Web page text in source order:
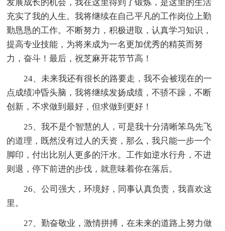
发展成长的机会，我在这里得到了锻炼，是这里的生活
充实了我的人生。我将继续在自己平凡的工作岗位上勤
勤恳恳的工作。不断努力，积极进取，认真学习知识，
提高专业技能，为将来成为一名更加优秀的精英而努
力，奋斗！最后，祝芝麻开花节节高！
24、未来我还有很长的路要走，我不会被现在的一
点成绩冲昏头脑，我将继续发扬成绩，不骄不躁，不断
创新，不求做到最好，但求做到更好！
25、我不是个智慧的人，可是我十分清晰笨鸟先飞
的道理，既然没有过人的天资，那么，我只能一步一个
脚印，付出比别人更多的汗水。工作如逆水行舟，不进
则退，停下前进的步伐，就意味着你在落后。
26、公司强大，环境好，同事认真负责，我喜欢这
里。
27、勤奋敬业，激情拼搏，在未来的道路上努力做